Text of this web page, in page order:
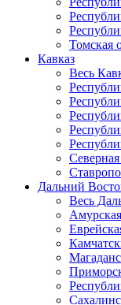
Томская
Кавказ
Весь
Дальний
Весь